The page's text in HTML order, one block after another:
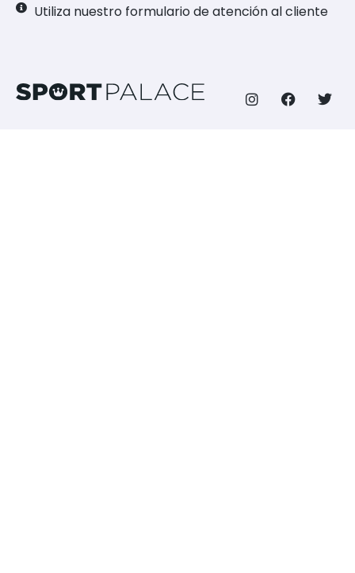
Utiliza nuestro formulario de atención al cliente